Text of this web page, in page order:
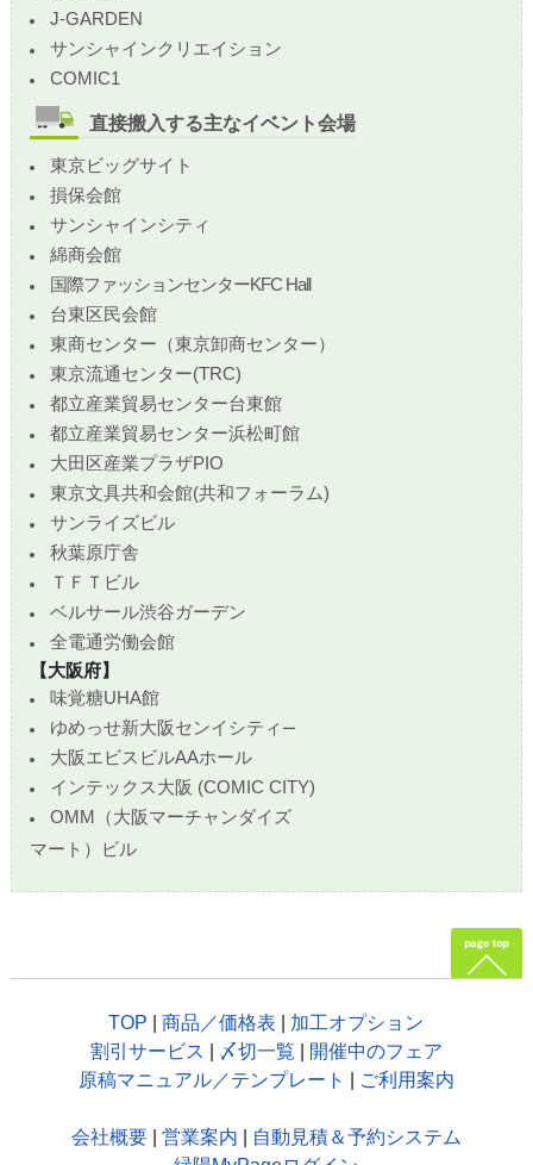
J-GARDEN
サンシャインクリエイション
COMIC1
直接搬入する主なイベント会場
東京ビッグサイト
損保会館
サンシャインシティ
綿商会館
国際ファッションセンターKFC Hall
台東区民会館
東商センター（東京卸商センター）
東京流通センター(TRC)
都立産業貿易センター台東館
都立産業貿易センター浜松町館
大田区産業プラザPIO
東京文具共和会館(共和フォーラム)
サンライズビル
秋葉原庁舎
ＴＦＴビル
ベルサール渋谷ガーデン
全電通労働会館
【大阪府】
味覚糖UHA館
ゆめっせ新大阪センイシティ ー
大阪エビスビルAAホール
インテックス大阪 (COMIC CITY)
OMM（大阪マーチャンダイズ
マート）ビル
TOP 商品／価格表
加工オプション
割引サービス
〆切一覧
開催中のフェア
原稿マニュアル／テンプレート
ご利用案内
会社概要| 営業案内
自動見積＆予約システム